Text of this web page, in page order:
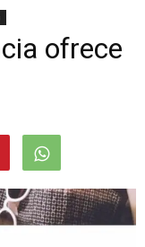
ofrece